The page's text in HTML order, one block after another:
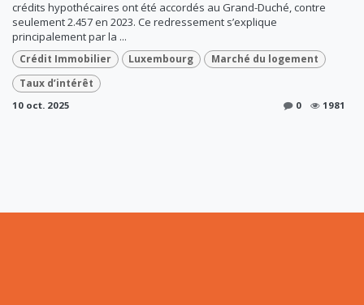
crédits hypothécaires ont été accordés au Grand-Duché, contre
seulement 2.457 en 2023. Ce redressement s’explique
principalement par la ...
Crédit Immobilier Luxembourg
Marché du logement
Taux d’intérêt
10 oct. 2025 0 1981